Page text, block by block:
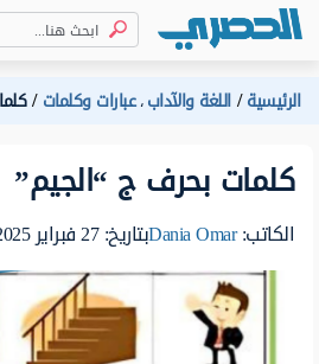
الرئيسية اللغة والآداب،عبارات وكلمات
كلمات بحرف ج “الجيم”
الكاتب:Dania Omarبتاريخ: 27 فبراير 2025 , 11:16